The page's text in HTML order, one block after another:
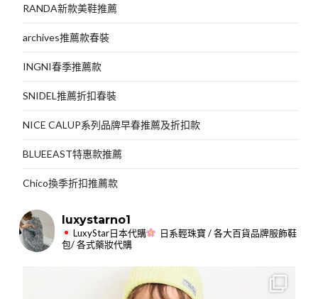
RANDA新款美鞋推薦
archives推薦款春裝
INGNI春季推薦款
SNIDEL推薦折扣春裝
NICE CALUP系列品牌早春推薦及折扣款
BLUEEAST特惠款推薦
Chico換季折扣推薦款
luxystarno1
LuxyStar日本代購
日系輕珠寶 / 各大百貨品牌服飾鞋
包/ 各式藥妝代購